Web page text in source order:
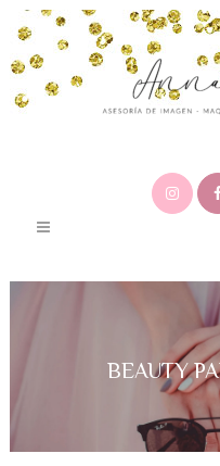
BEAUTY